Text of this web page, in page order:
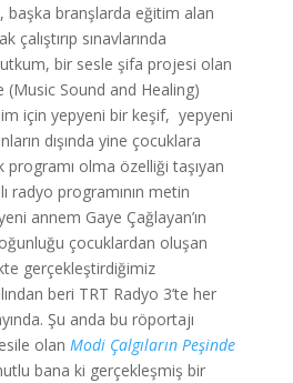
başka branşlarda eğitim alan
sınavlarında
bir sesle şifa projesi olan
(Music Sound and Healing)
için yepyeni bir keşif, yepyeni
dışında yine çocuklara
olma özelliği taşıyan
radyo programının metin
annem Gaye Çağlayan’ın
çocuklardan oluşan
gerçekleştirdiğimiz
beri TRT Radyo 3’te her
Şu anda bu röportajı
olan Modi Çalgıların Peşinde
bana ki gerçekleşmiş bir